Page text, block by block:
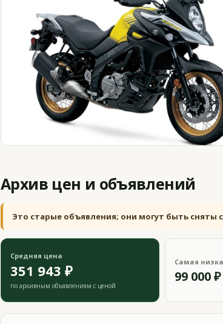
Архив цен и объявлений
Это старые объявления; они могут быть сняты
Средняя цена
351 943 ₽
по архивным объявлениям с ценой
Самая
99 000 ₽